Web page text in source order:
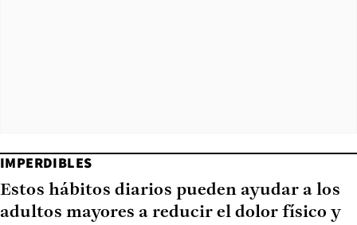
IMPERDIBLES
Estos hábitos diarios pueden ayudar a los
adultos mayores a reducir el dolor físico y